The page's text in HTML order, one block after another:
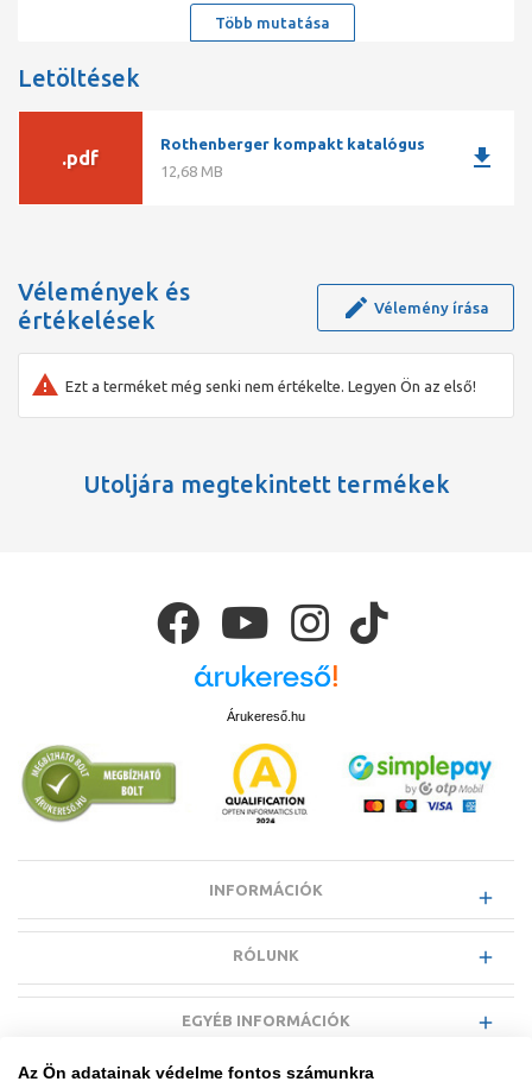
Több mutatása
Letöltések
.pdf
Rothenberger kompakt katalógus
12,68 MB
download
Vélemények és
értékelések
Vélemény írása
Ezt a terméket még senki nem értékelte. Legyen Ön az első!
Utoljára megtekintett termékek
Árukereső.hu
INFORMÁCIÓK
RÓLUNK
EGYÉB INFORMÁCIÓK
Az Ön adatainak védelme fontos számunkra